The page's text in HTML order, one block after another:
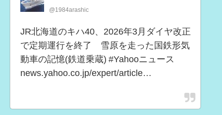
@1984arashic
JR北海道のキハ40、2026年3月ダイヤ改正
で定期運行を終了 雪原を走った国鉄形気
動車の記憶(鉄道乗蔵) #Yahooニュース
news.yahoo.co.jp/expert/article…